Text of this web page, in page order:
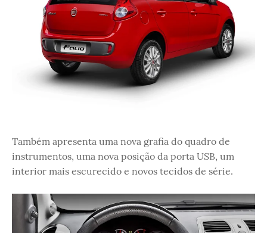
Também apresenta uma nova grafia do quadro de
instrumentos, uma nova posição da porta USB, um
interior mais escurecido e novos tecidos de série.